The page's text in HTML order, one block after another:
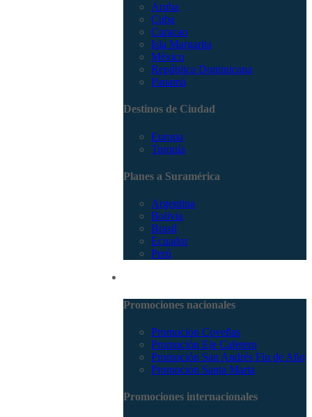
Aruba
Cuba
Curacao
Isla Margarita
México
República Dominicana
Panamá
Destinos de Ciudad
Europa
Turquía
Planes a Suramérica
Argentina
Bolivia
Brasil
Ecuador
Perú
Promociones nacionales
Promocion Coveñas
Promoción Eje Cafetero
Promoción San Andrés Fin de Año
Promoción Santa Marta
Promociones internacionales